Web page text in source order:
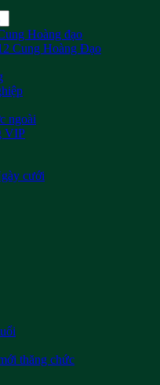
Hoàng đạo
Cung Hoàng Đạo
ngoài
VIP
cưới
thăng chức